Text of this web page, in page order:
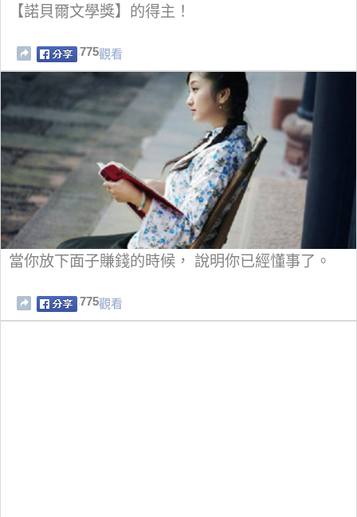
【諾貝爾文學獎】的得主！
775觀看
當你放下面子賺錢的時候， 說明你已經懂事了。
775觀看